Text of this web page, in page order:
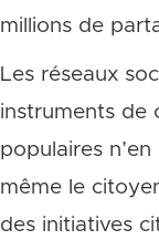
millions de
Les réseaux
instruments de
populaires
même le
des initiatives